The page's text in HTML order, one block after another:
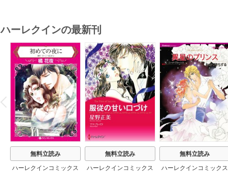
ハーレクインの最新刊
P
r
e
i
o
u
s
無料立読み
ハーレクインコミックス
無料立読み
ハーレクインコミックス
無料立読み
ハーレクインコミックス